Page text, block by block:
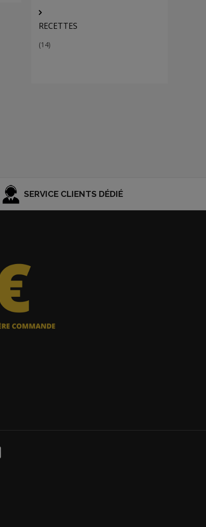
RECETTES
(14)
SERVICE CLIENTS DÉDIÉ